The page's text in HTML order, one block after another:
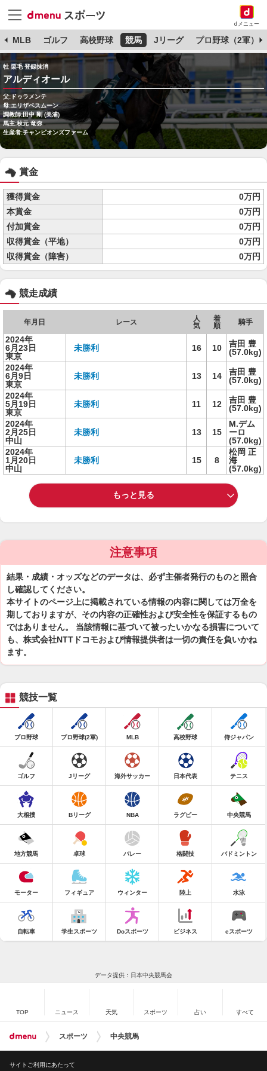
dメニュー
MLB ゴルフ 高校野球 競馬 Jリーグ プロ野球（2軍）
牡 栗毛 登録抹消
アルディオール
父:ドゥラメンテ
母:エリザベスムーン
調教師:田中 剛 (美浦)
馬主:秋元 竜弥
生産者:チャンピオンズファーム
賞金
獲得賞金
0万円
本賞金
0万円
付加賞金
0万円
収得賞金（平地）
0万円
収得賞金（障害）
0万円
競走成績
年月日 レース
人
気
着
順
騎手
2024年
6月23日
東京
未勝利 16 10
吉田 豊
(57.0kg)
2024年
6月9日
東京
未勝利 13 14
吉田 豊
(57.0kg)
2024年
5月19日
東京
未勝利 11 12
吉田 豊
(57.0kg)
2024年
2月25日
中山
未勝利 13 15
M.デム
ーロ
(57.0kg)
2024年
1月20日
中山
未勝利 15 8
松岡 正
海
(57.0kg)
もっと見る
注意事項
結果・成績・オッズなどのデータは、必ず主催者発行のものと照合
し確認してください。
本サイトのページ上に掲載されている情報の内容に関しては万全を
期しておりますが、その内容の正確性および安全性を保証するもの
ではありません。 当該情報に基づいて被ったいかなる損害について
も、株式会社NTTドコモおよび情報提供者は一切の責任を負いかね
ます。
競技一覧
プロ野球 プロ野球(2軍) MLB 高校野球 侍ジャパン
ゴルフ Jリーグ 海外サッカー 日本代表 テニス
大相撲 Bリーグ NBA ラグビー 中央競馬
地方競馬 卓球 バレー 格闘技 バドミントン
モーター フィギュア ウィンター 陸上 水泳
自転車 学生スポーツ Doスポーツ ビジネス eスポーツ
データ提供：日本中央競馬会
TOP ニュース 天気 スポーツ 占い すべて
スポーツ 中央競馬
サイトご利用にあたって